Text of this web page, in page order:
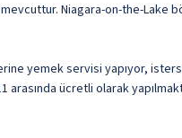
Niagara-on-the-
yemek servisi yapıyor,
arasında ücretli olarak